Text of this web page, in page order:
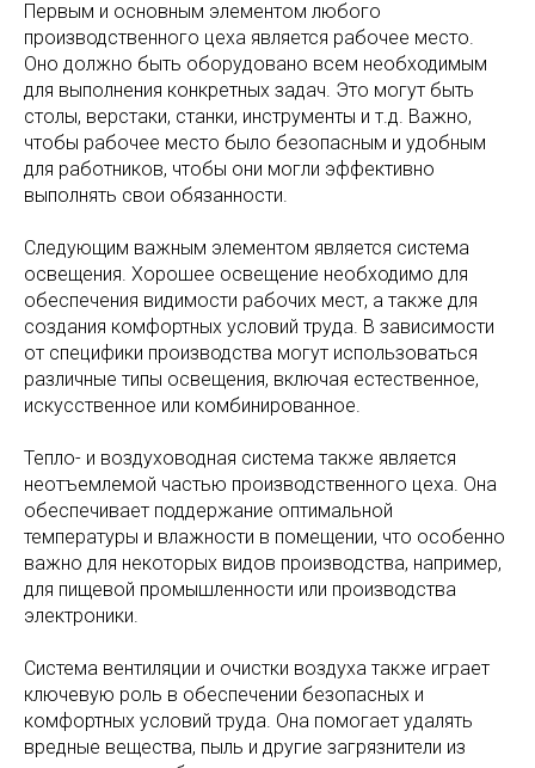
Первым и основным элементом любого
производственного цеха является рабочее место.
Оно должно быть оборудовано всем необходимым
для выполнения конкретных задач. Это могут быть
столы, верстаки, станки, инструменты и т.д. Важно,
чтобы рабочее место было безопасным и удобным
для работников, чтобы они могли эффективно
выполнять свои обязанности.
Следующим важным элементом является система
освещения. Хорошее освещение необходимо для
обеспечения видимости рабочих мест, а также для
создания комфортных условий труда. В зависимости
от специфики производства могут использоваться
различные типы освещения, включая естественное,
искусственное или комбинированное.
Тепло- и воздуховодная система также является
неотъемлемой частью производственного цеха. Она
обеспечивает поддержание оптимальной
температуры и влажности в помещении, что особенно
важно для некоторых видов производства, например,
для пищевой промышленности или производства
электроники.
Система вентиляции и очистки воздуха также играет
ключевую роль в обеспечении безопасных и
комфортных условий труда. Она помогает удалять
вредные вещества, пыль и другие загрязнители из